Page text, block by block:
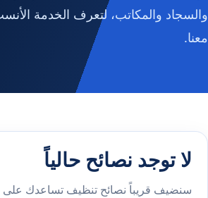
والسجاد والمكاتب، لتعرف الخدمة
معنا.
لا توجد نصائح حالياً
سنضيف قريباً نصائح تنظيف تساعدك على